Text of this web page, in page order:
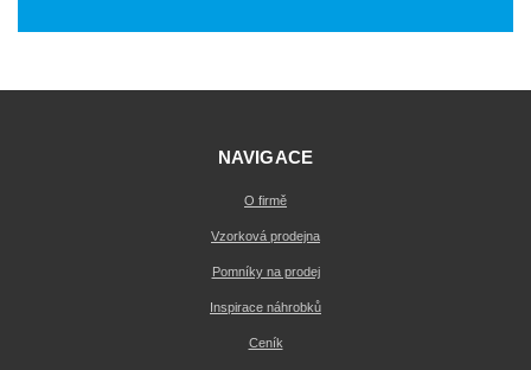
NAVIGACE
O firmě
Vzorková prodejna
Pomníky na prodej
Inspirace náhrobků
Ceník